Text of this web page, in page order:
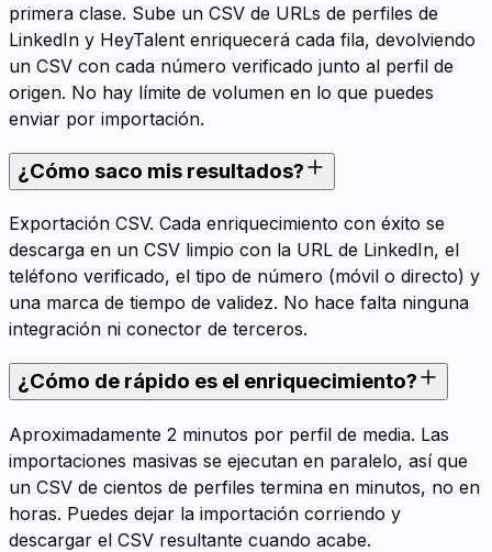
primera clase. Sube un CSV de URLs de perfiles de
LinkedIn y HeyTalent enriquecerá cada fila, devolviendo
un CSV con cada número verificado junto al perfil de
origen. No hay límite de volumen en lo que puedes
enviar por importación.
¿Cómo saco mis resultados?
Exportación CSV. Cada enriquecimiento con éxito se
descarga en un CSV limpio con la URL de LinkedIn, el
teléfono verificado, el tipo de número (móvil o directo) y
una marca de tiempo de validez. No hace falta ninguna
integración ni conector de terceros.
¿Cómo de rápido es el enriquecimiento?
Aproximadamente 2 minutos por perfil de media. Las
importaciones masivas se ejecutan en paralelo, así que
un CSV de cientos de perfiles termina en minutos, no en
horas. Puedes dejar la importación corriendo y
descargar el CSV resultante cuando acabe.